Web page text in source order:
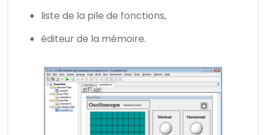
liste de la pile de fonctions,
éditeur de la mémoire.